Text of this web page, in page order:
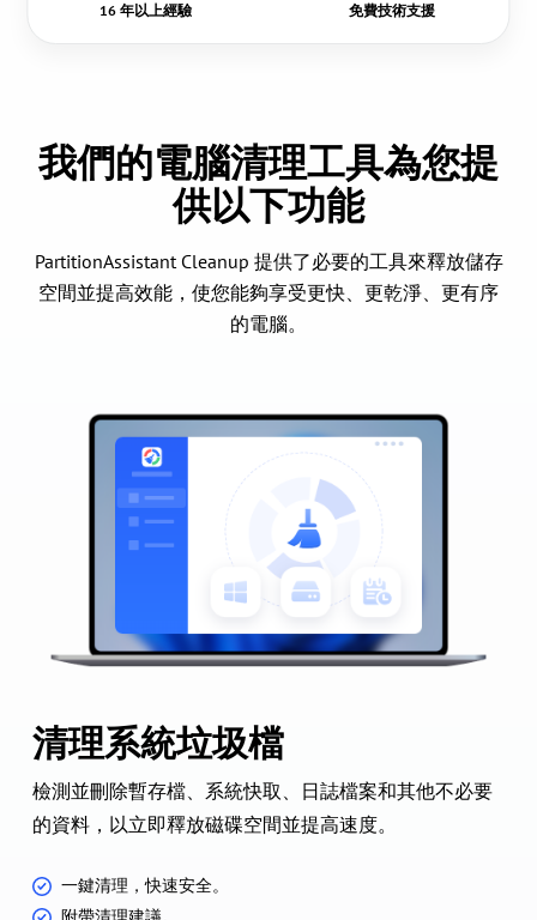
16 年以上經驗 免費技術支援
我們的電腦清理工具為您提
供以下功能
PartitionAssistant Cleanup 提供了必要的工具來釋放儲存
空間並提高效能，使您能夠享受更快、更乾淨、更有序
的電腦。
清理系統垃圾檔
檢測並刪除暫存檔、系統快取、日誌檔案和其他不必要
的資料，以立即釋放磁碟空間並提高速度。
一鍵清理，快速安全。